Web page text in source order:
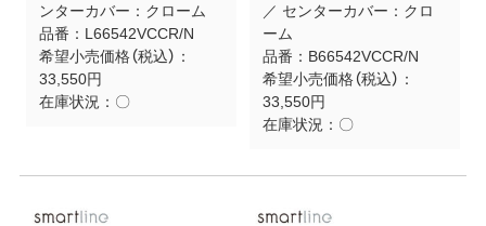
ンターカバー：クローム
品番： L66542VCCR/N
希望小売価格（税込）：
33,550円
在庫状況： 〇
／ センターカバー：クロ
ーム
品番： B66542VCCR/N
希望小売価格（税込）：
33,550円
在庫状況： 〇